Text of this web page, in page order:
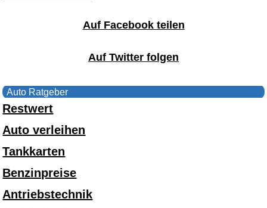
Auf Facebook teilen
Auf Twitter folgen
Auto Ratgeber
Restwert
Auto verleihen
Tankkarten
Benzinpreise
Antriebstechnik